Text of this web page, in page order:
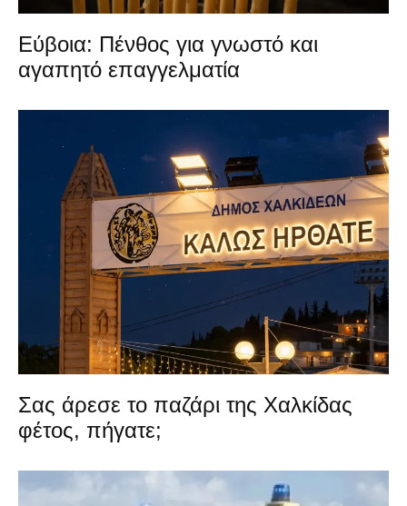
Εύβοια: Πένθος για γνωστό και
αγαπητό επαγγελματία
Σας άρεσε το παζάρι της Χαλκίδας
φέτος, πήγατε;